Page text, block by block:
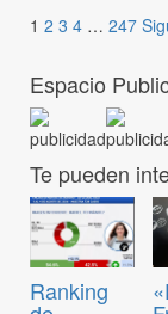
1 2 3 4 … 247
Espacio
Te pueden
Ranking